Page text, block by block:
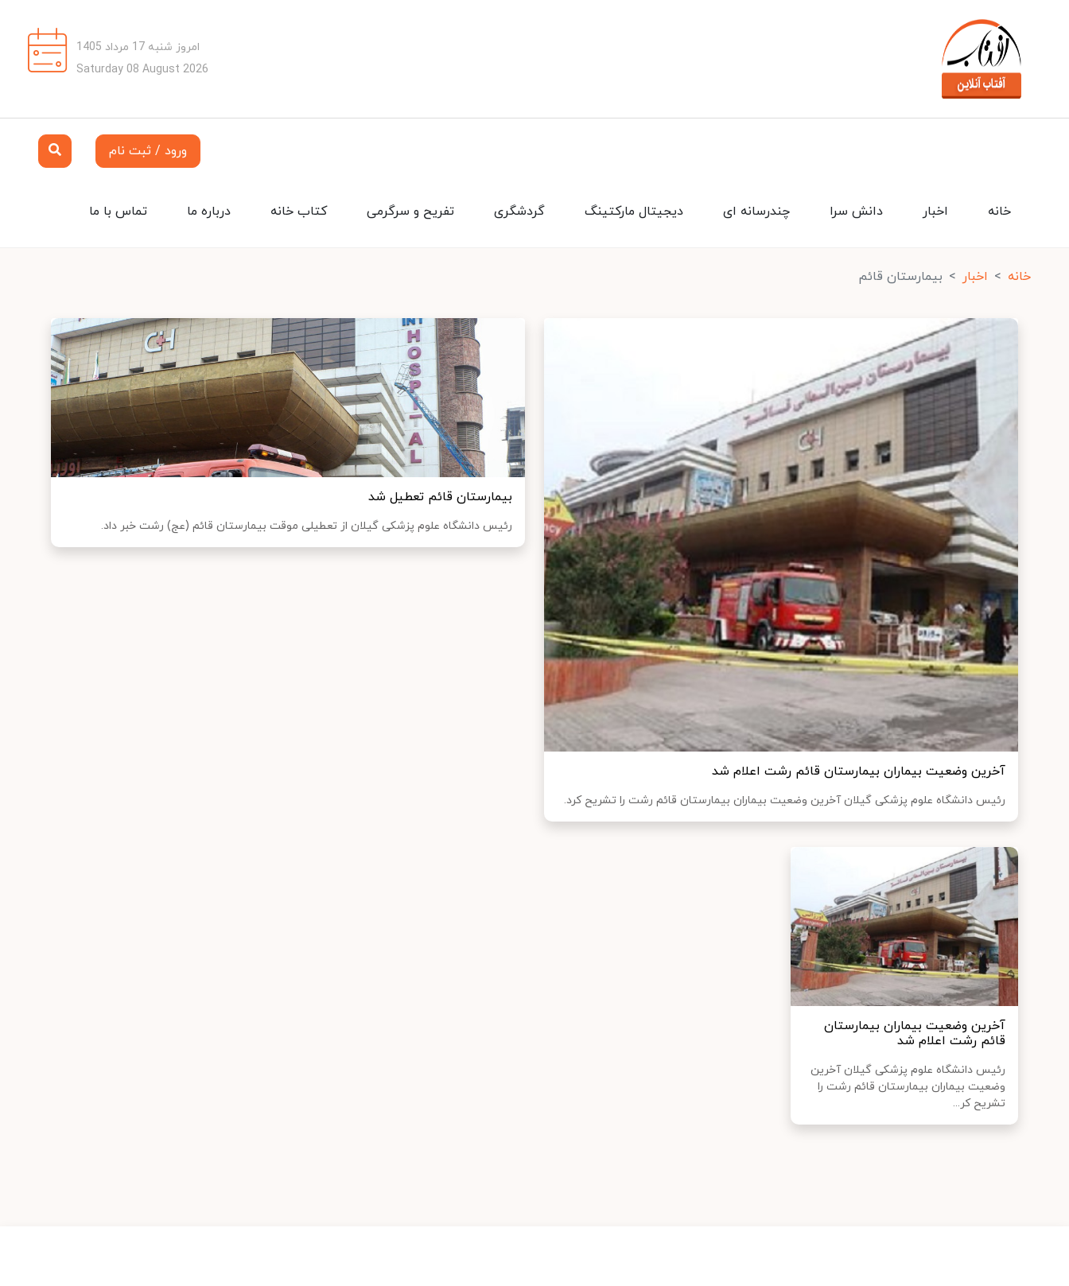
امروز شنبه 17 مرداد 1405
Saturday 08 August 2026
ورود / ثبت نام
تماس با ما درباره ما کتاب خانه تفریح و سرگرمی گردشگری دیجیتال مارکتینگ چندرسانه ای دانش سرا اخبار خانه
خانه اخبار بیمارستان قائم
آخرین وضعیت بیماران بیمارستان قائم رشت اعلام شد
رئیس دانشگاه علوم پزشکی گیلان آخرین وضعیت بیماران بیمارستان قائم رشت را تشریح کرد.
بیمارستان قائم تعطیل شد
رئیس دانشگاه علوم پزشکی گیلان از تعطیلی موقت بیمارستان قائم (عج) رشت خبر داد.
آخرین وضعیت بیماران بیمارستان
قائم رشت اعلام شد
رئیس دانشگاه علوم پزشکی گیلان آخرین
وضعیت بیماران بیمارستان قائم رشت را
تشریح کر...